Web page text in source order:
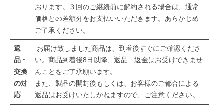
おります。３回のご継続前に解約される場合は、通常
価格との差額分をお支払いいただきます。あらかじめ
ご了承ください。
返
品・
交換
の対
応
お届け致しました商品は、到着後すぐにご確認くださ
い。商品到着後8日以降、返品・返金はお受けできませ
んことをご了承願います。
また、製品の開封後もしくは、お客様のご都合による
返品はお受けいたしかねますので、ご注意ください。